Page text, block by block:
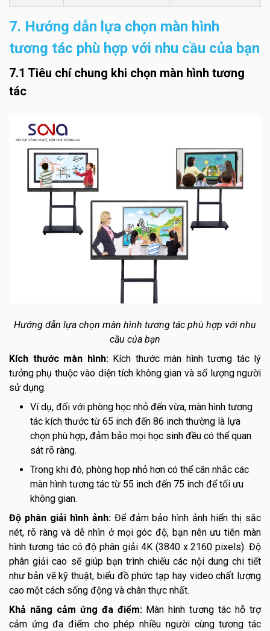
7. Hướng dẫn lựa chọn màn hình
tương tác phù hợp với nhu cầu của bạn
7.1 Tiêu chí chung khi chọn màn hình tương
tác
Hướng dẫn lựa chọn màn hình tương tác phù hợp với nhu
cầu của bạn
Kích thước màn hình:Kích thước màn hình tương tác lý
tưởng phụ thuộc vào diện tích không gian và số lượng người
sử dụng.
Ví dụ, đối với phòng học nhỏ đến vừa, màn hình tương
tác kích thước từ 65 inch đến 86 inch thường là lựa
chọn phù hợp, đảm bảo mọi học sinh đều có thể quan
sát rõ ràng.
Trong khi đó, phòng họp nhỏ hơn có thể cân nhắc các
màn hình tương tác từ 55 inch đến 75 inch để tối ưu
không gian.
Độ phân giải hình ảnh: Để đảm bảo hình ảnh hiển thị sắc
nét, rõ ràng và dễ nhìn ở mọi góc độ, bạn nên ưu tiên màn
hình tương tác có độ phân giải 4K (3840 x 2160 pixels). Độ
phân giải cao sẽ giúp bạn trình chiếu các nội dung chi tiết
như bản vẽ kỹ thuật, biểu đồ phức tạp hay video chất lượng
cao một cách sống động và chân thực nhất.
Khả năng cảm ứng đa điểm:Màn hình tương tác hỗ trợ
cảm ứng đa điểm cho phép nhiều người cùng tương tác